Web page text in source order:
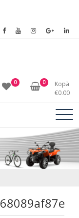
0 0
Kopā
€0.00